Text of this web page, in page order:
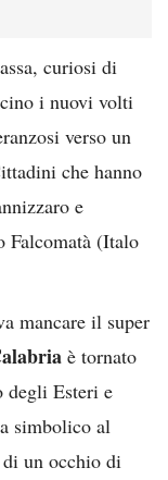
curiosi di
i nuovi volti
verso un
che hanno
e
Falcomatà (Italo
mancare il super
è tornato
degli Esteri e
simbolico al
un occhio di